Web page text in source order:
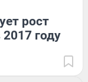
рост
году